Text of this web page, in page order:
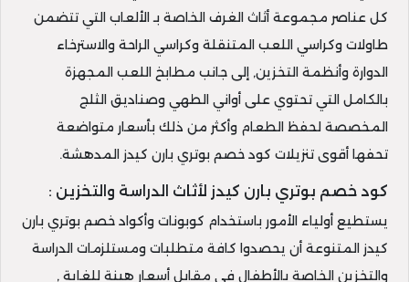
كل عناصر مجموعة أثاث الغرف الخاصة بـ الألعاب التي تتضمن
طاولات وكراسي اللعب المتنقلة وكراسي الراحة والاسترخاء
الدوارة وأنظمة التخزين, إلى جانب مطابخ اللعب المجهزة
بالكامل التي تحتوي على أواني الطهي وصناديق الثلج
المخصصة لحفظ الطعام وأكثر من ذلك بأسعار متواضعة
تحفها أقوى تنزيلات كود خصم بوتري بارن كيدز المدهشة.
كود خصم بوتري بارن كيدز لأثاث الدراسة والتخزين :
يستطيع أولياء الأمور باستخدام كوبونات وأكواد خصم بوتري بارن
كيدز المتنوعة أن يحصدوا كافة متطلبات ومستلزمات الدراسة
والتخزين الخاصة بالأطفال في مقابل أسعار هينة للغاية ,